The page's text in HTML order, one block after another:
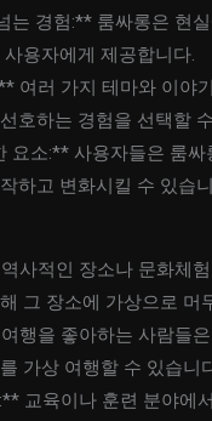
는 경험:** 룸싸롱은 현
용자에게 제공합니다.
여러 가지 테마와 이야
호하는 경험을 선택할
요소:** 사용자들은 룸
하고 변화시킬 수 있습
사적인 장소나 문화체
그 장소에 가상으로 머
행을 좋아하는 사람들
가상 여행할 수 있습니
교육이나 훈련 분야에